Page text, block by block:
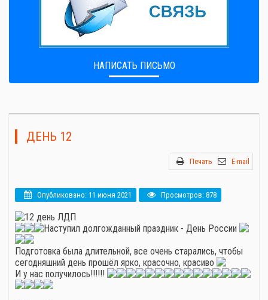
НАПИСАТЬ ПИСЬМО
ДЕНЬ 12
Печать E-mail
Опубликовано: 11 июня 2021 Просмотров: 878
12 день ЛДП
Наступил долгожданный праздник - День России
Подготовка была длительной, все очень старались, чтобы
сегодняшний день прошёл ярко, красочно, красиво
И у нас получилось!!!!!!